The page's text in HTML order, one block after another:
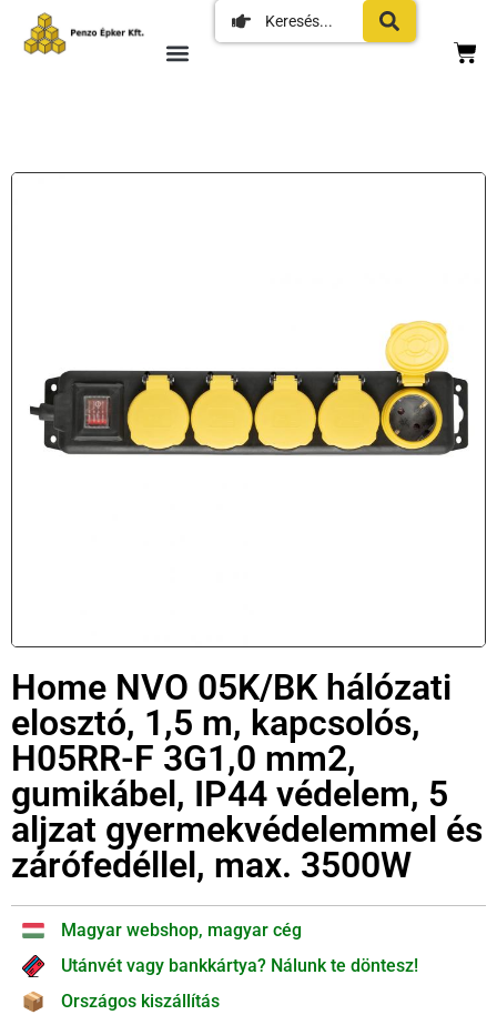
Home NVO 05K/BK hálózati
elosztó, 1,5 m, kapcsolós,
H05RR-F 3G1,0 mm2,
gumikábel, IP44 védelem, 5
aljzat gyermekvédelemmel és
zárófedéllel, max. 3500W
Magyar webshop, magyar cég
Utánvét vagy bankkártya? Nálunk te döntesz!
Országos kiszállítás